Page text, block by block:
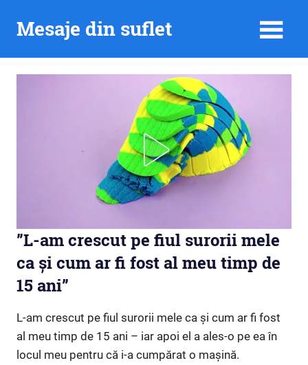
Mesaje din suflet
”L-am crescut pe fiul surorii mele
ca și cum ar fi fost al meu timp de
15 ani”
L-am crescut pe fiul surorii mele ca și cum ar fi fost
al meu timp de 15 ani – iar apoi el a ales-o pe ea în
locul meu pentru că i-a cumpărat o mașină.